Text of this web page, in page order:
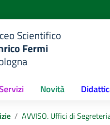
Scientifico
Fermi
Novità
AVVISO. Uffici di